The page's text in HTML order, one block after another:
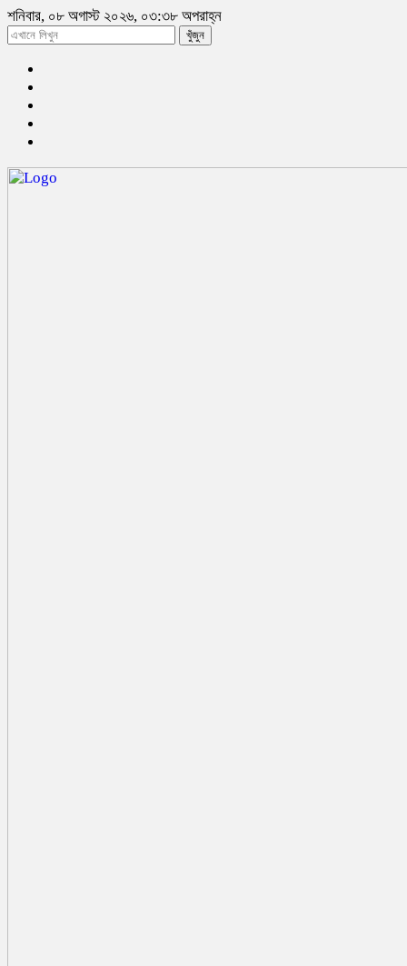
শনিবার, ০৮ অগাস্ট ২০২৬, ০৩:৩৮ অপরাহ্ন
খুঁজুন